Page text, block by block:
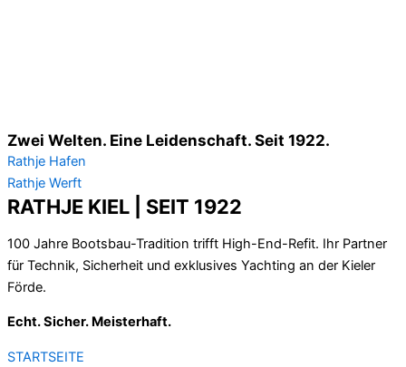
Zwei Welten. Eine Leidenschaft. Seit 1922.
Rathje Hafen
Rathje Werft
RATHJE KIEL | SEIT 1922
100 Jahre Bootsbau-Tradition trifft High-End-Refit. Ihr Partner
für Technik, Sicherheit und exklusives Yachting an der Kieler
Förde.
Echt. Sicher. Meisterhaft.
STARTSEITE